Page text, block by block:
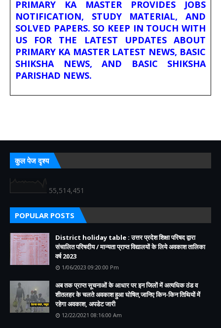
PRIMARY KA MASTER PROVIDES JOBS
NOTIFICATION, STUDY MATERIAL, AND
SOLVED PAPERS. SO KEEP IN TOUCH WITH
US FOR THE LATEST UPDATES ABOUT
PRIMARY KA MASTER LATEST NEWS, BASIC
SHIKSHA NEWS, AND BASIC SHIKSHA
PARISHAD NEWS.
कुल पेज दृश्य
55,514,451
POPULAR POSTS
District holiday table : उत्तर प्रदेश शिक्षा परिषद द्वारा
संचालित परिषदीय / मान्यता प्राप्त विद्यालयों के लिये अवकाश तालिका
वर्ष 2023
1/06/2023 09:20:00 Pm
अब तक प्राप्त सूचनाओं के आधार पर इन जिलों में अत्यधिक ठंड व
शीतलहर के चलते अवकाश हुआ घोषित,जानिए किन-किन तिथियों में
रहेगा अवकाश, अपडेट जारी
12/22/2021 08:16:00 Am